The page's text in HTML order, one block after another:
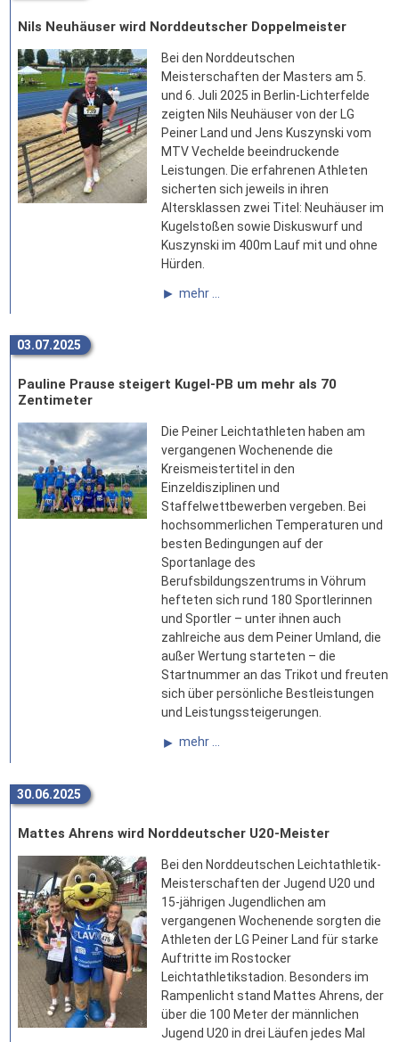
Nils Neuhäuser wird Norddeutscher Doppelmeister
Bei den Norddeutschen
Meisterschaften der Masters am 5.
und 6. Juli 2025 in Berlin-Lichterfelde
zeigten Nils Neuhäuser von der LG
Peiner Land und Jens Kuszynski vom
MTV Vechelde beeindruckende
Leistungen. Die erfahrenen Athleten
sicherten sich jeweils in ihren
Altersklassen zwei Titel: Neuhäuser im
Kugelstoßen sowie Diskuswurf und
Kuszynski im 400m Lauf mit und ohne
Hürden.
mehr ...
03.07.2025
Pauline Prause steigert Kugel-PB um mehr als 70
Zentimeter
Die Peiner Leichtathleten haben am
vergangenen Wochenende die
Kreismeistertitel in den
Einzeldisziplinen und
Staffelwettbewerben vergeben. Bei
hochsommerlichen Temperaturen und
besten Bedingungen auf der
Sportanlage des
Berufsbildungszentrums in Vöhrum
hefteten sich rund 180 Sportlerinnen
und Sportler – unter ihnen auch
zahlreiche aus dem Peiner Umland, die
außer Wertung starteten – die
Startnummer an das Trikot und freuten
sich über persönliche Bestleistungen
und Leistungssteigerungen.
mehr ...
30.06.2025
Mattes Ahrens wird Norddeutscher U20-Meister
Bei den Norddeutschen Leichtathletik-
Meisterschaften der Jugend U20 und
15-jährigen Jugendlichen am
vergangenen Wochenende sorgten die
Athleten der LG Peiner Land für starke
Auftritte im Rostocker
Leichtathletikstadion. Besonders im
Rampenlicht stand Mattes Ahrens, der
über die 100 Meter der männlichen
Jugend U20 in drei Läufen jedes Mal